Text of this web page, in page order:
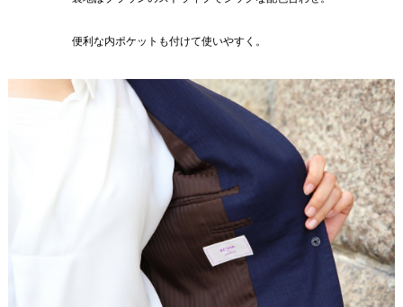
便利な内ポケットも付けて使いやすく。